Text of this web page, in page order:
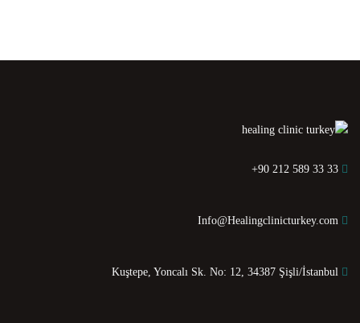
+90 212 589 33 33
Info@Healingclinicturkey.com
Kuştepe, Yoncalı Sk. No: 12, 34387 Şişli/İstanbul